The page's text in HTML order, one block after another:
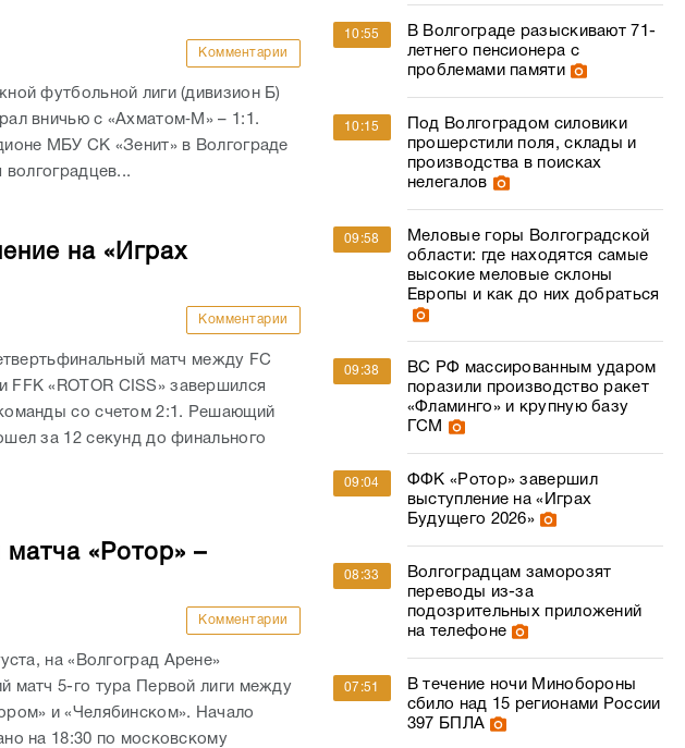
Комментарии
футбольной лиги (дивизион Б)
вничью с «Ахматом‑М» – 1:1.
МБУ СК «Зенит» в Волгограде
волгоградцев...
на «Играх
Комментарии
матч между FC
FFK «ROTOR CISS» завершился
со счетом 2:1. Решающий
за 12 секунд до финального
«Ротор» –
Комментарии
на «Волгоград Арене»
матч 5-го тура Первой лиги между
и «Челябинском». Начало
на 18:30 по московскому
10:55
В Волгограде разыскивают 71-
летнего пенсионера с
проблемами памяти
10:15
Под Волгоградом силовики
прошерстили поля, склады и
производства в поисках
нелегалов
09:58
Меловые горы Волгоградской
области: где находятся самые
высокие меловые склоны
Европы и как до них добраться
09:38
ВС РФ массированным ударом
поразили производство ракет
«Фламинго» и крупную базу
ГСМ
09:04
ФФК «Ротор» завершил
выступление на «Играх
Будущего 2026»
08:33
Волгоградцам заморозят
переводы из-за
подозрительных приложений
на телефоне
07:51
В течение ночи Минобороны
сбило над 15 регионами России
397 БПЛА